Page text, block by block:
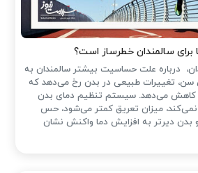
سالمندان خطرساز است؟
درباره علت حساسیت بیشتر سالمندان به
سن، تغییرات طبیعی در بدن رخ می‌دهد که
را کاهش می‌دهد. سیستم تنظیم دمای بدن
نمی‌کند، میزان تعریق کمتر می‌شود، حس
دیرتر به افزایش دما واکنش نشان